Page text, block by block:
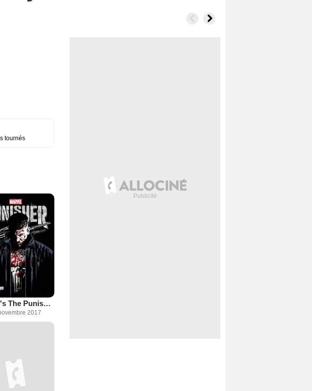
tournés
Marvel's The Punisher
2017